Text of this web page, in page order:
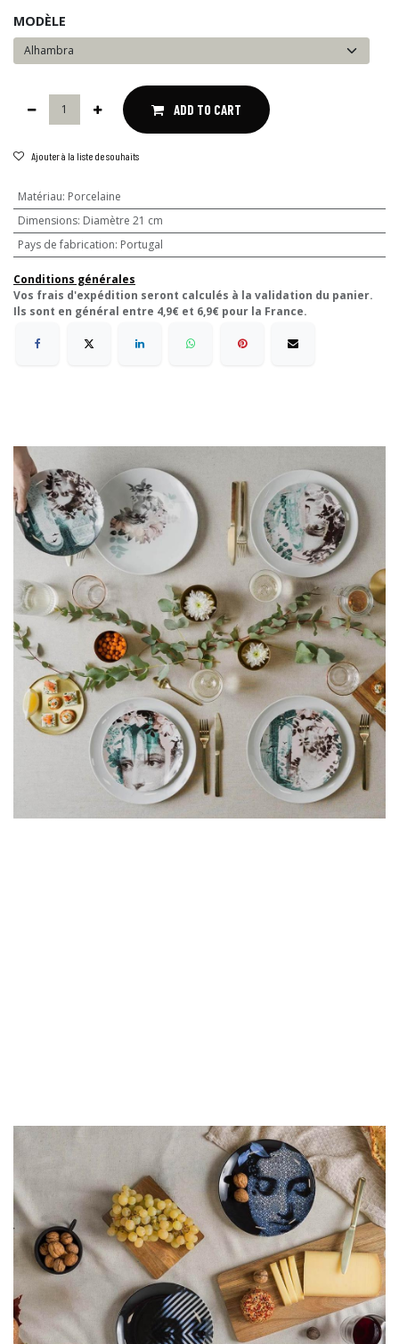
MODÈLE
ADD TO CART
Ajouter à la liste de souhaits
Matériau: Porcelaine
Dimensions: Diamètre 21 cm
Pays de fabrication: Portugal
Conditions générales
Vos frais d'expédition seront calculés à la validation du panier.
Ils sont en général entre 4,9€ et 6,9€ pour la France.